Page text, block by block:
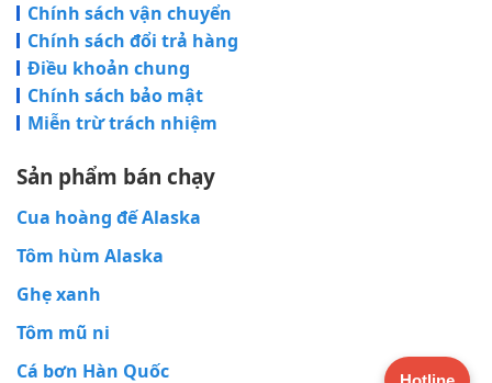
Chính sách vận chuyển
Chính sách đổi trả hàng
Điều khoản chung
Chính sách bảo mật
Miễn trừ trách nhiệm
Sản phẩm bán chạy
Cua hoàng đế Alaska
Tôm hùm Alaska
Ghẹ xanh
Tôm mũ ni
Cá bơn Hàn Quốc